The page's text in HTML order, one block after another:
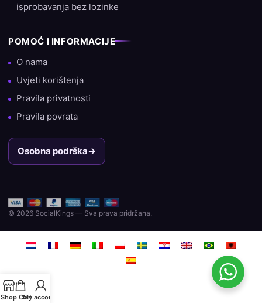
isprobavanja bez lozinke
POMOĆ I INFORMACIJE
O nama
Uvjeti korištenja
Pravila privatnosti
Pravila povrata
Osobna podrška→
© 2026 SocialKings — Sva prava pridržana.
Shop Cart
My account